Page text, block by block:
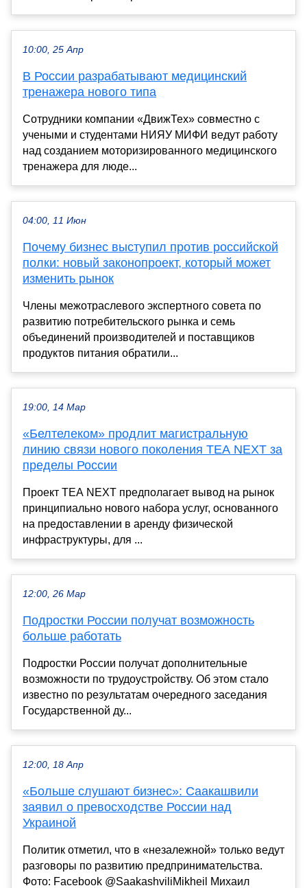
10:00, 25 Апр
В России разрабатывают медицинский
тренажера нового типа
Сотрудники компании «ДвижТех» совместно с
учеными и студентами НИЯУ МИФИ ведут работу
над созданием моторизированного медицинского
тренажера для люде...
04:00, 11 Июн
Почему бизнес выступил против российской
полки: новый законопроект, который может
изменить рынок
Члены межотраслевого экспертного совета по
развитию потребительского рынка и семь
объединений производителей и поставщиков
продуктов питания обратили...
19:00, 14 Мар
«Белтелеком» продлит магистральную
линию связи нового поколения TEA NEXT за
пределы России
Проект TEA NEXT предполагает вывод на рынок
принципиально нового набора услуг, основанного
на предоставлении в аренду физической
инфраструктуры, для ...
12:00, 26 Мар
Подростки России получат возможность
больше работать
Подростки России получат дополнительные
возможности по трудоустройству. Об этом стало
известно по результатам очередного заседания
Государственной ду...
12:00, 18 Апр
«Больше слушают бизнес»: Саакашвили
заявил о превосходстве России над
Украиной
Политик отметил, что в «незалежной» только ведут
разговоры по развитию предпринимательства.
Фото: Facebook @SaakashviliMikheil Михаил